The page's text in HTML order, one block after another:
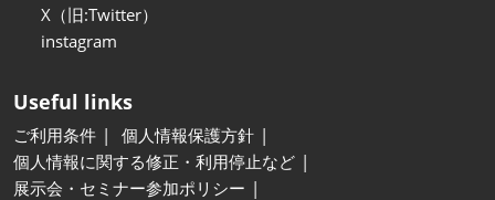
X（旧:Twitter）
instagram
Useful links
ご利用条件
個人情報保護方針
個人情報に関する修正・利用停止など
展示会・セミナー参加ポリシー